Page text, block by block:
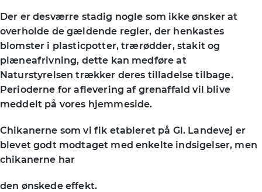
Der er desværre stadig nogle som ikke ønsker at
overholde de gældende regler, der henkastes
blomster i plasticpotter, trærødder, stakit og
plæneafrivning, dette kan medføre at
Naturstyrelsen trækker deres tilladelse tilbage.
Perioderne for aflevering af grenaffald vil blive
meddelt på vores hjemmeside.
Chikanerne som vi fik etableret på Gl. Landevej er
blevet godt modtaget med enkelte indsigelser, men
chikanerne har
den ønskede effekt.